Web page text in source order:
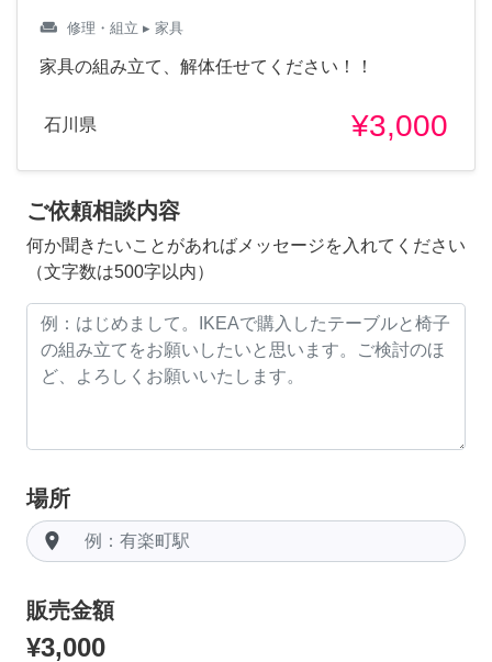
weekend 修理・組立 ▸ 家具
家具の組み立て、解体任せてください！！
石川県 ¥3,000
ご依頼相談内容
何か聞きたいことがあればメッセージを入れてください
（文字数は500字以内）
場所
room
販売金額
¥3,000